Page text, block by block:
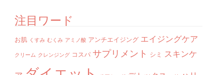
注目ワード
お肌 くすみ むくみ アミノ酸 アンチエイジング エイジングケア
クリーム クレンジング コスパ サプリメント シミ スキンケ